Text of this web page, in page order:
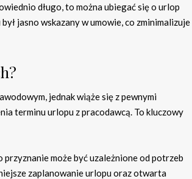
długo, to można ubiegać się o urlop
jasno wskazany w umowie, co zminimalizuje
jednak wiąże się z pewnymi
terminu urlopu z pracodawcą. To kluczowy
może być uzależnione od potrzeb
zaplanowanie urlopu oraz otwarta